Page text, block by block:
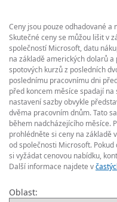
Ceny jsou pouze odhadované a
Skutečné ceny se můžou lišit v
společností Microsoft, datu
na základě amerických dolarů
spotových kurzů z posledních
poslednímu pracovnímu dni
před koncem měsíce spadají
nastavení sazby obvykle
dvěma pracovním dnům. Tato
během nadcházejícího měsíce.
prohlédněte si ceny na základě
od společnosti Microsoft.
si vyžádat cenovou nabídku,
Další informace najdete v
Oblast: